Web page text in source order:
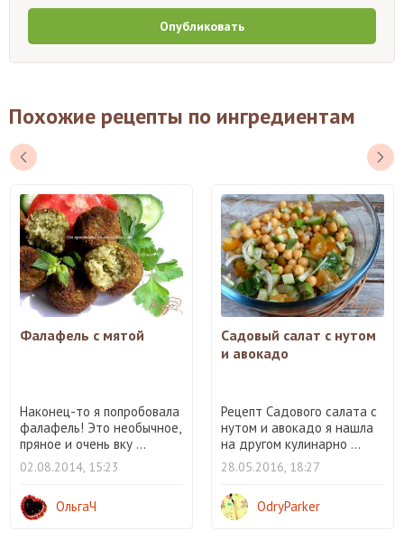
Опубликовать
Похожие рецепты по ингредиентам
Фалафель с мятой
Наконец-то я попробовала
фалафель! Это необычное,
пряное и очень вку ...
02.08.2014, 15:23
ОльгаЧ
Садовый салат с нутом
и авокадо
Рецепт Садового салата с
нутом и авокадо я нашла
на другом кулинарно ...
28.05.2016, 18:27
OdryParker